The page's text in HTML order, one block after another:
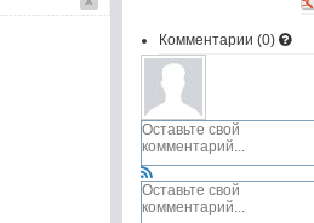
Комментарии (0)